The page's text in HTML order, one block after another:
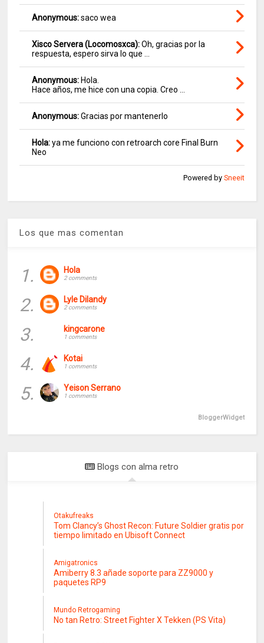
Anonymous:saco wea
Xisco Servera (Locomosxca):Oh, gracias por la
respuesta, espero sirva lo que ...
Anonymous: Hola.
Hace años, me hice con una copia. Creo ...
Anonymous:Gracias por mantenerlo
Hola:ya me funciono con retroarch core Final Burn
Neo
Powered by Sneeit
Los que mas comentan
1. Hola
2 comments
2. Lyle Dilandy
2 comments
3. kingcarone
1 comments
4. Kotai
1 comments
5. Yeison Serrano
1 comments
BloggerWidget
Blogs con alma retro
Otakufreaks
Tom Clancy’s Ghost Recon: Future Soldier gratis por
tiempo limitado en Ubisoft Connect
Amigatronics
Amiberry 8.3 añade soporte para ZZ9000 y
paquetes RP9
Mundo Retrogaming
No tan Retro: Street Fighter X Tekken (PS Vita)